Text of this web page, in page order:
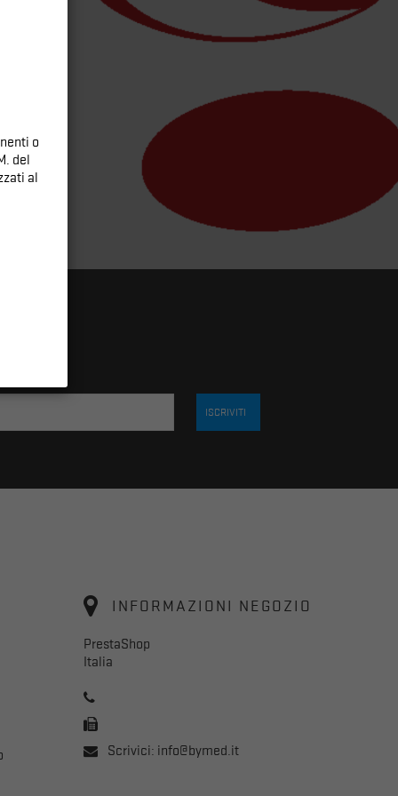
INFORMAZIONI NEGOZIO
PrestaShop
Italia
Scrivici: info@bymed.it
o
del
al